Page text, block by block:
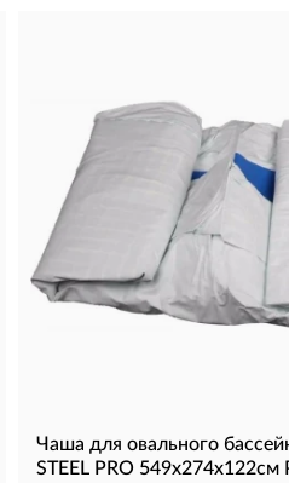
Чаша для овального
STEEL PRO 549х274х122cм